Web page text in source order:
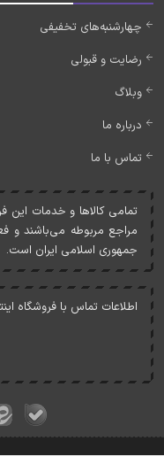
چهارشنبه‌های تخفیفی
رضایت و قبولی
وبلاگ
درباره ما
تماس با ما
تمامی کالاها و خدمات اين
مراجع مربوطه می‌باشند و
جمهوری اسلامی ايران است.
اطلاعات تماس با فروشگاه